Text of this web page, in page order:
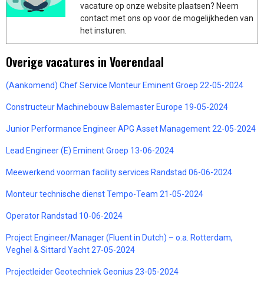
vacature op onze website plaatsen? Neem
contact met ons op voor de mogelijkheden van
het insturen.
Overige vacatures in Voerendaal
(Aankomend) Chef Service Monteur Eminent Groep 22-05-2024
Constructeur Machinebouw Balemaster Europe 19-05-2024
Junior Performance Engineer APG Asset Management 22-05-2024
Lead Engineer (E) Eminent Groep 13-06-2024
Meewerkend voorman facility services Randstad 06-06-2024
Monteur technische dienst Tempo-Team 21-05-2024
Operator Randstad 10-06-2024
Project Engineer/Manager (Fluent in Dutch) – o.a. Rotterdam,
Veghel & Sittard Yacht 27-05-2024
Projectleider Geotechniek Geonius 23-05-2024